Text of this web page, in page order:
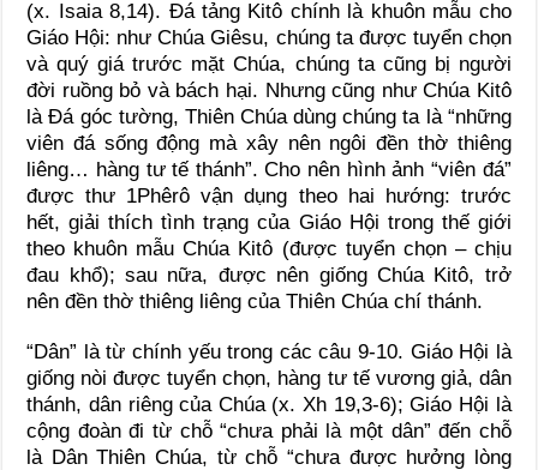
(x. Isaia 8,14). Đá tảng Kitô chính là khuôn mẫu cho
Giáo Hội: như Chúa Giêsu, chúng ta được tuyển chọn
và quý giá trước mặt Chúa, chúng ta cũng bị người
đời ruồng bỏ và bách hại. Nhưng cũng như Chúa Kitô
là Đá góc tường, Thiên Chúa dùng chúng ta là “những
viên đá sống động mà xây nên ngôi đền thờ thiêng
liêng… hàng tư tế thánh”. Cho nên hình ảnh “viên đá”
được thư 1Phêrô vận dụng theo hai hướng: trước
hết, giải thích tình trạng của Giáo Hội trong thế giới
theo khuôn mẫu Chúa Kitô (được tuyển chọn – chịu
đau khổ); sau nữa, được nên giống Chúa Kitô, trở
nên đền thờ thiêng liêng của Thiên Chúa chí thánh.
“Dân” là từ chính yếu trong các câu 9-10. Giáo Hội là
giống nòi được tuyển chọn, hàng tư tế vương giả, dân
thánh, dân riêng của Chúa (x. Xh 19,3-6); Giáo Hội là
cộng đoàn đi từ chỗ “chưa phải là một dân” đến chỗ
là Dân Thiên Chúa, từ chỗ “chưa được hưởng lòng